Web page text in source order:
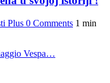
Plus 0 Comments 1 min